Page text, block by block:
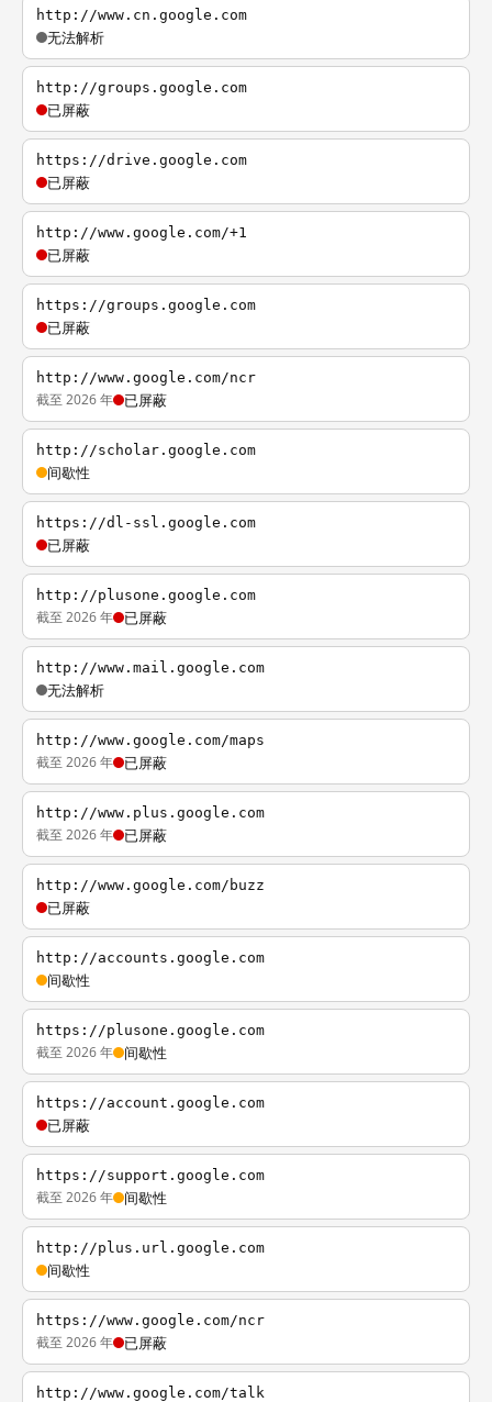
http://www.cn.google.com
无法解析
http://groups.google.com
已屏蔽
https://drive.google.com
已屏蔽
http://www.google.com/+1
已屏蔽
https://groups.google.com
已屏蔽
http://www.google.com/ncr
截至 2026 年 已屏蔽
http://scholar.google.com
间歇性
https://dl-ssl.google.com
已屏蔽
http://plusone.google.com
截至 2026 年 已屏蔽
http://www.mail.google.com
无法解析
http://www.google.com/maps
截至 2026 年 已屏蔽
http://www.plus.google.com
截至 2026 年 已屏蔽
http://www.google.com/buzz
已屏蔽
http://accounts.google.com
间歇性
https://plusone.google.com
截至 2026 年 间歇性
https://account.google.com
已屏蔽
https://support.google.com
截至 2026 年 间歇性
http://plus.url.google.com
间歇性
https://www.google.com/ncr
截至 2026 年 已屏蔽
http://www.google.com/talk